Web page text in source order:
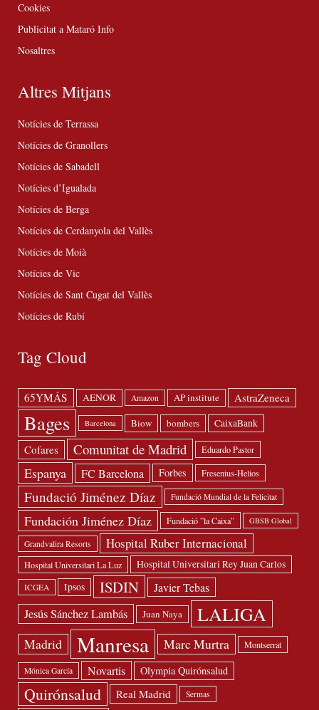
Cookies
Publicitat a Mataró Info
Nosaltres
Altres Mitjans
Notícies de Terrassa
Notícies de Granollers
Notícies de Sabadell
Notícies d’Igualada
Notícies de Berga
Notícies de Cerdanyola del Vallès
Notícies de Moià
Notícies de Vic
Notícies de Sant Cugat del Vallès
Notícies de Rubí
Tag Cloud
65YMÁS AENOR Amazon AP institute AstraZeneca
Bages Barcelona Biow bombers CaixaBank
Cofares Comunitat de Madrid Eduardo Pastor
Espanya FC Barcelona Forbes Fresenius-Helios
Fundació Jiménez Díaz Fundació Mundial de la Felicitat
Fundación Jiménez Díaz Fundació ”la Caixa” GBSB Global
Grandvalira Resorts Hospital Ruber Internacional
Hospital Universitari La Luz Hospital Universitari Rey Juan Carlos
ICGEA Ipsos ISDIN Javier Tebas
Jesús Sánchez Lambás Juan Naya LALIGA
Madrid Manresa Marc Murtra Montserrat
Mónica García Novartis Olympia Quirónsalud
Quirónsalud Real Madrid Sermas